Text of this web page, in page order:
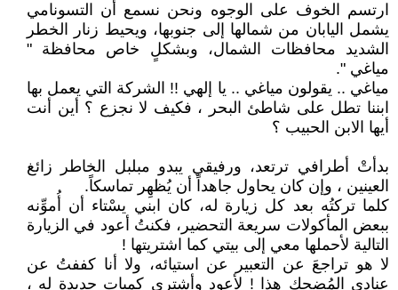
ارتسم الخوف على الوجوه ونحن نسمع أن التسونامي
يشمل اليابان من شمالها إلى جنوبها، ويحيط زنار الخطر
الشديد محافظات الشمال، وبشكلٍ خاص محافظة "
مياغي ".
مياغي .. يقولون مياغي .. يا إلهي !! الشركة التي يعمل بها
ابننا تطل على شاطئ البحر ، فكيف لا نجزع ؟ أين أنت
أيها الابن الحبيب ؟
بدأتْ أطرافي ترتعد، ورفيقي يبدو مبلبل الخاطر زائغ
العينين ، وإن كان يحاول جاهداً أن يُظهِر تماسكاً.
كلما تركتُه بعد كل زيارة له، كان ابني يسْتاء أن أُموِّنه
ببعض المأكولات سريعة التحضير، فكنتُ أعود في الزيارة
التالية لأحملها معي إلى بيتي كما اشتريتها !
لا هو تراجعَ عن التعبير عن استيائه، ولا أنا كففتُ عن
عنادي المُضحِك هذا ! لأعود وأشتري كميات جديدة له ،